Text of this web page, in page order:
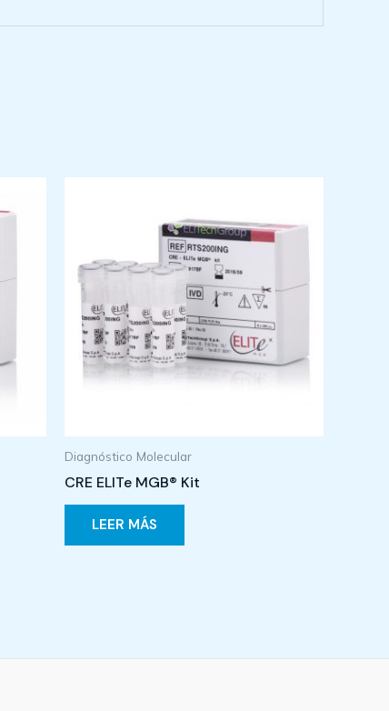
Diagnóstico Molecular
CRE ELITe MGB® Kit
LEER MÁS